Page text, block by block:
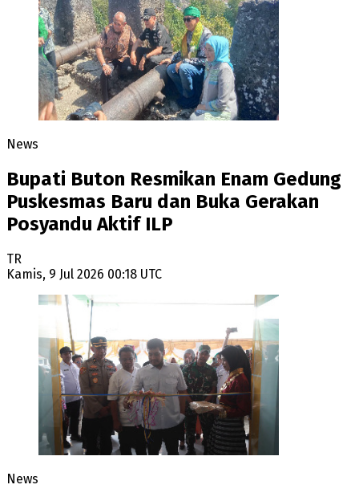
News
Bupati Buton Resmikan Enam Gedung
Puskesmas Baru dan Buka Gerakan
Posyandu Aktif ILP
TR
Kamis, 9 Jul 2026 00:18 UTC
News